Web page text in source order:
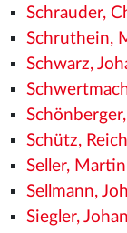
Schrauder,
Schruthein,
Schwarz,
Schütz,
Seller, Martin
Sellmann,
Siegler,